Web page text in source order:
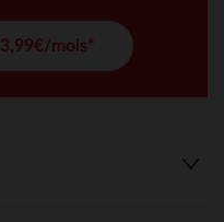
3,99€/mois*